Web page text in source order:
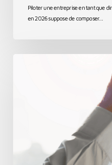
Piloter une entreprise en tant que
en 2026 suppose de composer…